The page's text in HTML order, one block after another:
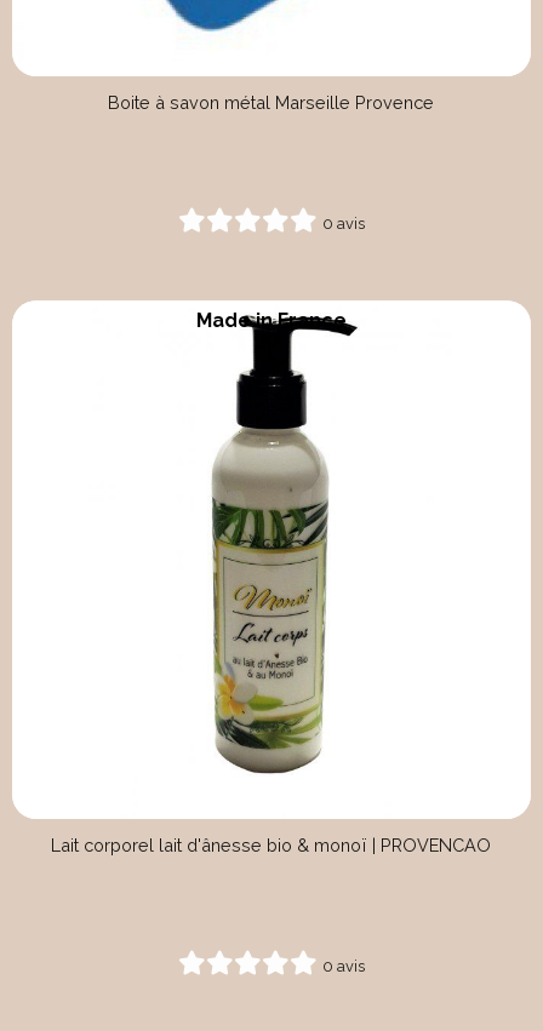
Boite à savon métal Marseille Provence
0 avis
Lait corporel lait d'ânesse bio & monoï | PROVENCAO
0 avis
Made in France